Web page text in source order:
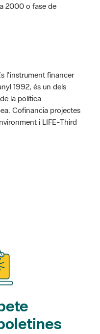
2000 o fase de
l'instrument financer
1992, és un dels
la política
Cofinancia projectes
i LIFE-Third
media es de 0 estrellas de